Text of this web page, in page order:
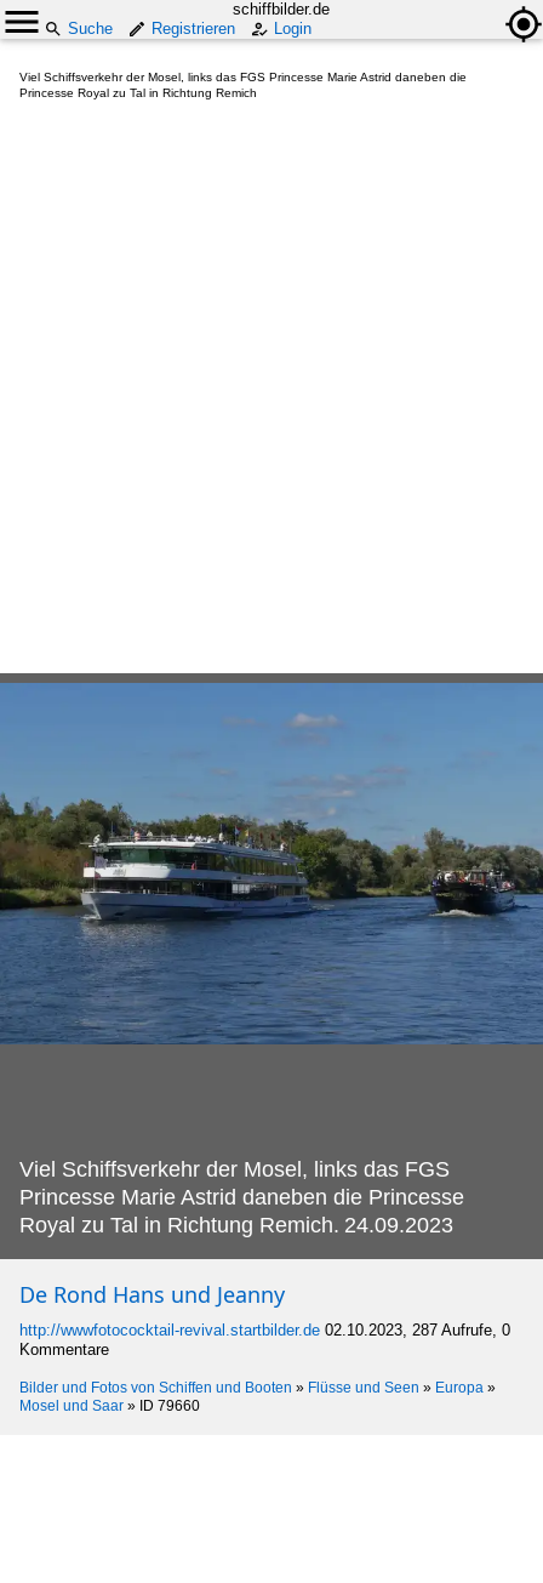
schiffbilder.de
Suche
Registrieren Login
Viel Schiffsverkehr der Mosel, links das FGS Princesse Marie Astrid daneben die
Princesse Royal zu Tal in Richtung Remich
Viel Schiffsverkehr der Mosel, links das FGS
Princesse Marie Astrid daneben die Princesse
Royal zu Tal in Richtung Remich. 24.09.2023
De Rond Hans und Jeanny
http://wwwfotococktail-revival.startbilder.de 02.10.2023, 287 Aufrufe, 0
Kommentare
Bilder und Fotos von Schiffen und Booten » Flüsse und Seen » Europa »
Mosel und Saar » ID 79660